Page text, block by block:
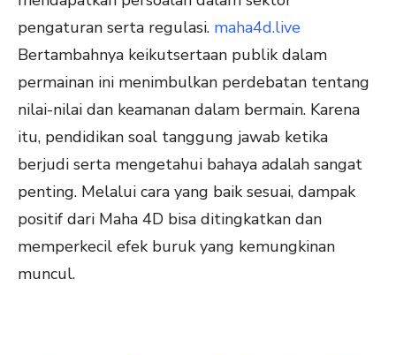
pengaturan serta regulasi. maha4d.live
Bertambahnya keikutsertaan publik dalam
permainan ini menimbulkan perdebatan tentang
nilai-nilai dan keamanan dalam bermain. Karena
itu, pendidikan soal tanggung jawab ketika
berjudi serta mengetahui bahaya adalah sangat
penting. Melalui cara yang baik sesuai, dampak
positif dari Maha 4D bisa ditingkatkan dan
memperkecil efek buruk yang kemungkinan
muncul.